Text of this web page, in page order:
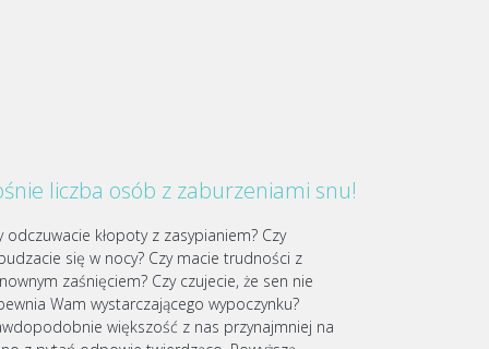
liczba osób z zaburzeniami snu!
odczuwacie kłopoty z zasypianiem? Czy
się w nocy? Czy macie trudności z
zaśnięciem? Czy czujecie, że sen nie
Wam wystarczającego wypoczynku?
większość z nas przynajmniej na